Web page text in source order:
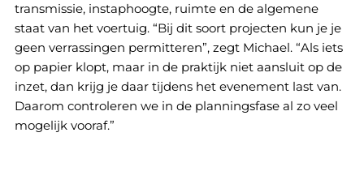
transmissie, instaphoogte, ruimte en de algemene
staat van het voertuig. “Bij dit soort projecten kun je je
geen verrassingen permitteren”, zegt Michael. “Als iets
op papier klopt, maar in de praktijk niet aansluit op de
inzet, dan krijg je daar tijdens het evenement last van.
Daarom controleren we in de planningsfase al zo veel
mogelijk vooraf.”